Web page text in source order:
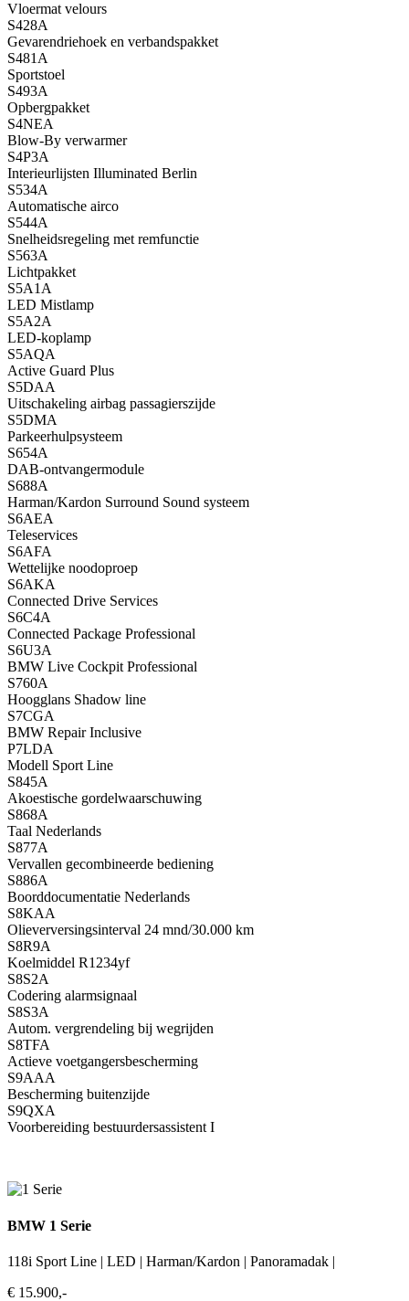
Vloermat velours
S428A
Gevarendriehoek en verbandspakket
S481A
Sportstoel
S493A
Opbergpakket
S4NEA
Blow-By verwarmer
S4P3A
Interieurlijsten Illuminated Berlin
S534A
Automatische airco
S544A
Snelheidsregeling met remfunctie
S563A
Lichtpakket
S5A1A
LED Mistlamp
S5A2A
LED-koplamp
S5AQA
Active Guard Plus
S5DAA
Uitschakeling airbag passagierszijde
S5DMA
Parkeerhulpsysteem
S654A
DAB-ontvangermodule
S688A
Harman/Kardon Surround Sound systeem
S6AEA
Teleservices
S6AFA
Wettelijke noodoproep
S6AKA
Connected Drive Services
S6C4A
Connected Package Professional
S6U3A
BMW Live Cockpit Professional
S760A
Hoogglans Shadow line
S7CGA
BMW Repair Inclusive
P7LDA
Modell Sport Line
S845A
Akoestische gordelwaarschuwing
S868A
Taal Nederlands
S877A
Vervallen gecombineerde bediening
S886A
Boorddocumentatie Nederlands
S8KAA
Olieverversingsinterval 24 mnd/30.000 km
S8R9A
Koelmiddel R1234yf
S8S2A
Codering alarmsignaal
S8S3A
Autom. vergrendeling bij wegrijden
S8TFA
Actieve voetgangersbescherming
S9AAA
Bescherming buitenzijde
S9QXA
Voorbereiding bestuurdersassistent I
BMW 1 Serie
118i Sport Line | LED | Harman/Kardon | Panoramadak |
€ 15.900,-